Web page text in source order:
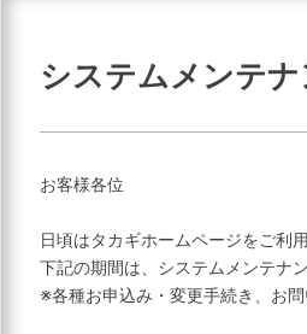
システムメンテ
お客様各位
日頃はタカギホームページをご利
下記の期間は、システムメンテナ
※各種お申込み・変更手続き、お問